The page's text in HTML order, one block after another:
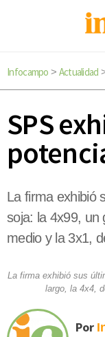
Infocampo > Actualidad
SPS
La firma exhibió
soja: la 4x99, un
medio y la 3x1,
La firma exhibió sus
largo, la 4x4,
Por